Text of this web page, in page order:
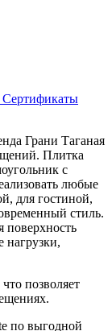
Сертификаты
Грани Таганая
Плитка
с
любые
для гостиной,
стиль.
поверхность
нагрузки,
позволяет
по выгодной